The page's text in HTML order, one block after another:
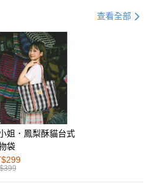
上)免運費
查看全部
姐．鳳梨酥貓台式
袋